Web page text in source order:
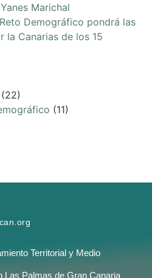
Marichal
Demográfico pondrá las
la Canarias de los 15
(22)
(11)
Territorial y Medio
Las Palmas de Gran Canaria